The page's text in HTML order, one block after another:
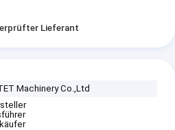
Lieferant
Machinery Co.,Ltd